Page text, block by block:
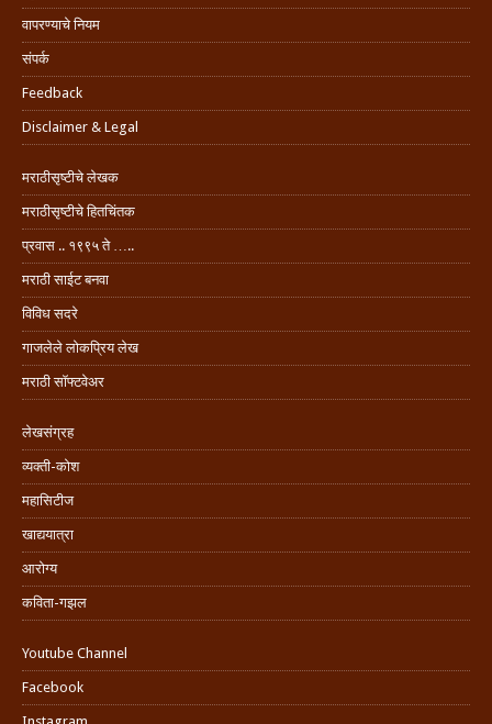
वापरण्याचे नियम
संपर्क
Feedback
Disclaimer & Legal
मराठीसृष्टीचे लेखक
मराठीसृष्टीचे हितचिंतक
प्रवास .. १९९५ ते …..
मराठी साईट बनवा
विविध सदरे
गाजलेले लोकप्रिय लेख
मराठी सॉफ्टवेअर
लेखसंग्रह
व्यक्ती-कोश
महासिटीज
खाद्ययात्रा
आरोग्य
कविता-गझल
Youtube Channel
Facebook